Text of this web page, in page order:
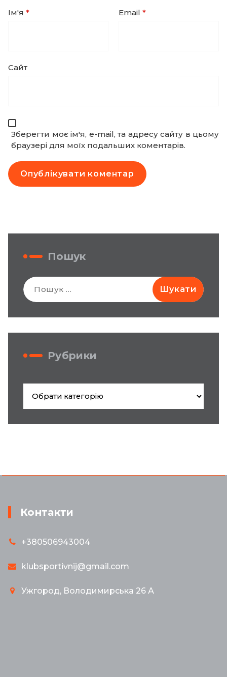
Ім'я * Email *
Сайт
Зберегти моє ім'я, e-mail, та адресу сайту в цьому
браузері для моїх подальших коментарів.
Пошук
Пошук:
Рубрики
Рубрики
Контакти
+380506943004
klubsportivnij@gmail.com
Ужгород, Володимирська 26 А